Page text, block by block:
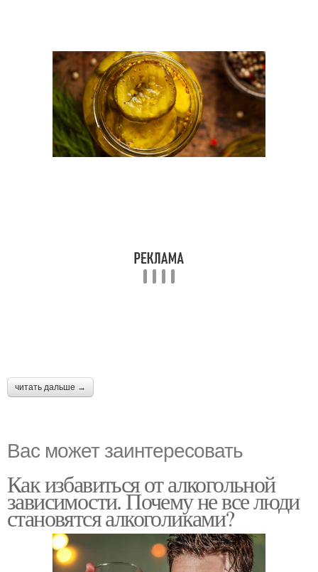
читать дальше →
Вас может заинтересовать
Как избавиться от алкогольной
зависимости. Почему не все люди
становятся алкоголиками?